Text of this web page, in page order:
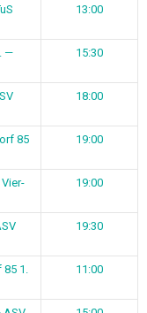
13:00
—
15:30
18:00
85
19:00
19:00
19:30
85 1.
11:00